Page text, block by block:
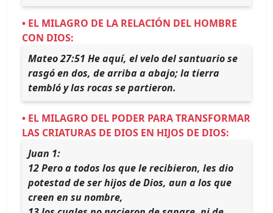
• EL MILAGRO DE LA RELACIÓN DEL HOMBRE
CON DIOS:
Mateo 27:51 He aquí, el velo del santuario se
rasgó en dos, de arriba a abajo; la tierra
tembló y las rocas se partieron.
• EL MILAGRO DEL PODER PARA TRANSFORMAR
LAS CRIATURAS DE DIOS EN HIJOS DE DIOS:
Juan 1:
12 Pero a todos los que le recibieron, les dio
potestad de ser hijos de Dios, aun a los que
creen en su nombre,